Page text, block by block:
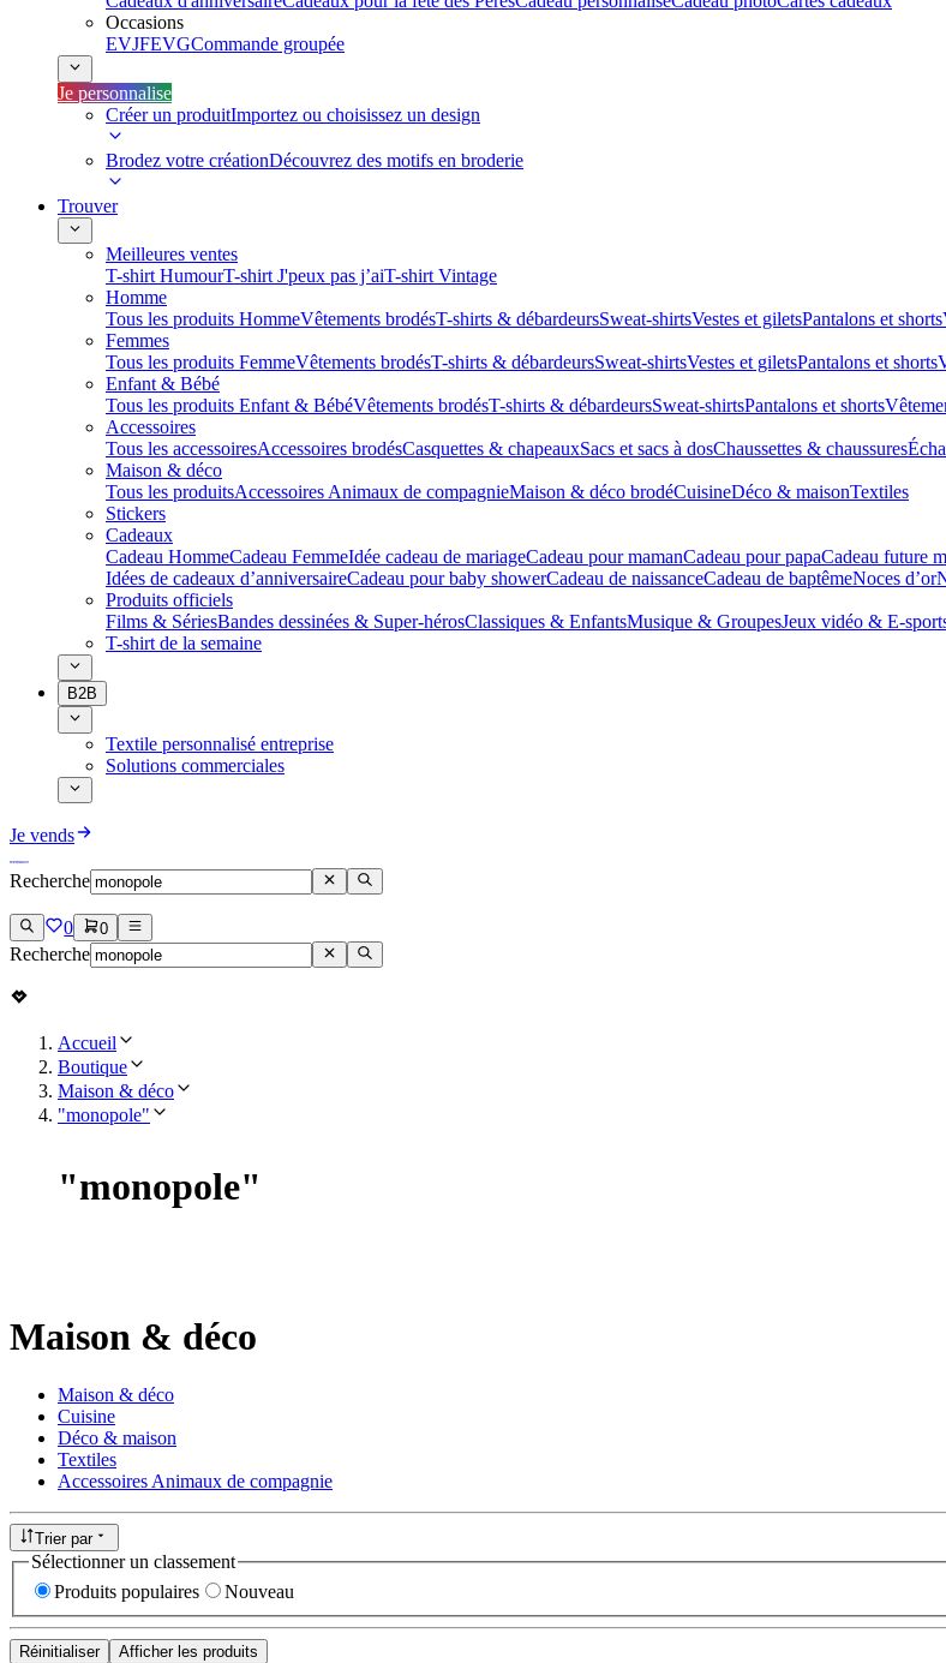
Occasions
EVJFEVGCommande groupée
Je personnalise
Créer un produitImportez ou choisissez un design
Brodez votre créationDécouvrez des motifs en broderie
Trouver
Meilleures ventes
T-shirt HumourT-shirt J'peux pas j’aiT-shirt Vintage
Homme
Tous les produits HommeVêtements brodésT-shirts & débardeursSweat-shirtsVestes et giletsPantalons et shorts
Femmes
Tous les produits FemmeVêtements brodésT-shirts & débardeursSweat-shirtsVestes et giletsPantalons et shorts
Enfant & Bébé
Tous les produits Enfant & BébéVêtements brodésT-shirts & débardeursSweat-shirtsPantalons et shorts
Accessoires
Tous les accessoiresAccessoires brodésCasquettes & chapeauxSacs et sacs à dosChaussettes & chaussures
Maison & déco
Tous les produitsAccessoires Animaux de compagnieMaison & déco brodéCuisineDéco & maisonTextiles
Stickers
Cadeaux
Cadeau HommeCadeau FemmeIdée cadeau de mariage​Cadeau pour mamanCadeau pour papaCadeau future
Idées de cadeaux d’anniversaireCadeau pour baby showerCadeau de naissanceCadeau de baptêmeNoces d’or
Produits officiels
Films & SériesBandes dessinées & Super-hérosClassiques & EnfantsMusique & GroupesJeux vidéo & E-
T-shirt de la semaine
B2B
Textile personnalisé entreprise
Solutions commerciales
Je vends
Recherche
0 0
Recherche
Accueil
Boutique
Maison & déco
"monopole"
"monopole"
Maison & déco
Maison & déco
Cuisine
Déco & maison
Textiles
Accessoires Animaux de compagnie
Trier par
Sélectionner un classement
Produits populaires
Nouveau
Réinitialiser
Afficher les produits